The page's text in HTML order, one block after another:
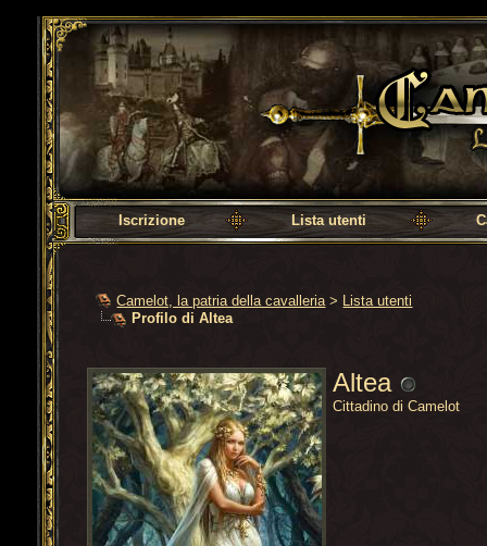
Camelot, la patria della cavalleria
Iscrizione Lista utenti
Camelot, la patria della cavalleria > Lista utenti
Profilo di Altea
Altea
Cittadino di Camelot